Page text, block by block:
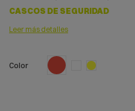
CASCOS DE SEGURIDAD
Leer más detalles
Color Rojo
BlancoAmarillo